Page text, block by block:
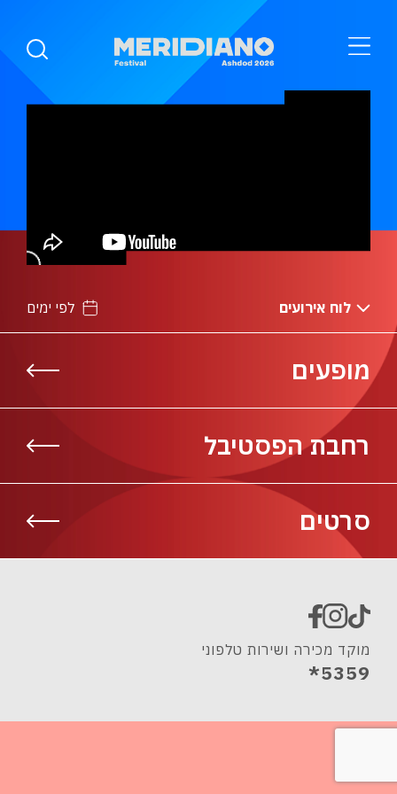
לוח אירועים לפי ימים
מופעים
רחבת הפסטיבל
סרטים
מוקד מכירה ושירות טלפוני
5359*